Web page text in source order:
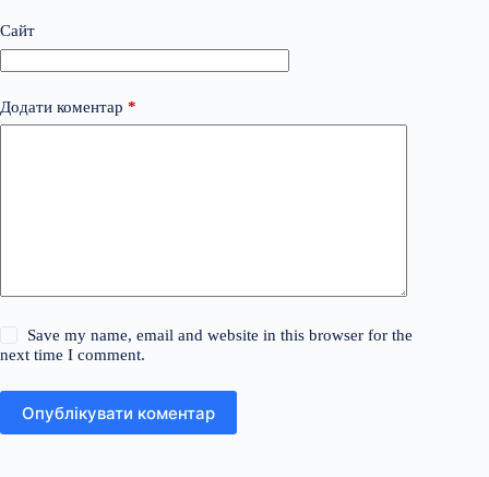
Сайт
Додати коментар *
Save my name, email and website in this browser for the
next time I comment.
Опублікувати коментар